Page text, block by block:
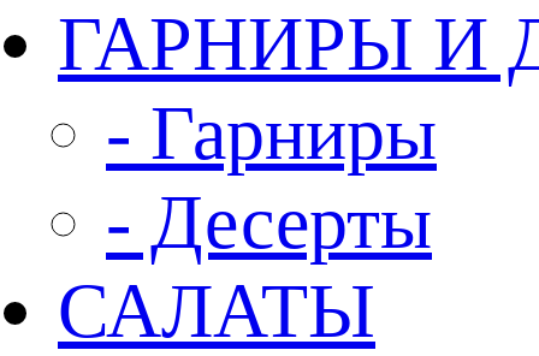
ГАРНИРЫ И
- Гарниры
- Десерты
САЛАТЫ